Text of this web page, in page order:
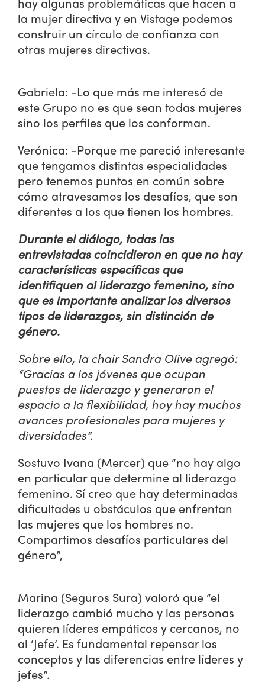
la mujer directiva y en Vistage podemos
construir un círculo de confianza con
otras mujeres directivas.
Gabriela: -Lo que más me interesó de
este Grupo no es que sean todas mujeres
sino los perfiles que los conforman.
Verónica: -Porque me pareció interesante
que tengamos distintas especialidades
pero tenemos puntos en común sobre
cómo atravesamos los desafíos, que son
diferentes a los que tienen los hombres.
Durante el diálogo, todas las
entrevistadas coincidieron en que no hay
características específicas que
identifiquen al liderazgo femenino, sino
que es importante analizar los diversos
tipos de liderazgos, sin distinción de
género.
Sobre ello, la chair Sandra Olive agregó:
“Gracias a los jóvenes que ocupan
puestos de liderazgo y generaron el
espacio a la flexibilidad, hoy hay muchos
avances profesionales para mujeres y
diversidades”.
Sostuvo Ivana (Mercer) que “no hay algo
en particular que determine al liderazgo
femenino. Sí creo que hay determinadas
dificultades u obstáculos que enfrentan
las mujeres que los hombres no.
Compartimos desafíos particulares del
género”,
Marina (Seguros Sura) valoró que “el
liderazgo cambió mucho y las personas
quieren líderes empáticos y cercanos, no
al ‘Jefe’. Es fundamental repensar los
conceptos y las diferencias entre líderes y
jefes”.